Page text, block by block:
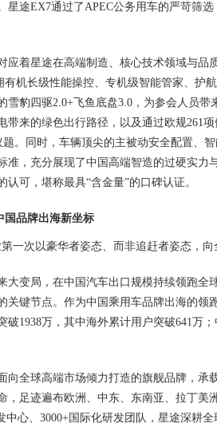
星途EX7通过了APEC公务用车的严苛筛
应着星途在高端制造、核心技术领域与品
有机长级性能操控、专机级智能管家、护
豹四驱2.0+飞鱼底盘3.0，为参会人员带来